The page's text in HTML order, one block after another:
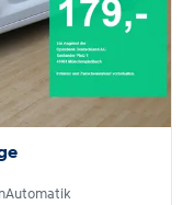
Automatik